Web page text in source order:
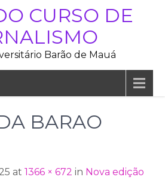
CURSO DE
Barão de Mauá
BARAO
at 1366 × 672 in Nova edição